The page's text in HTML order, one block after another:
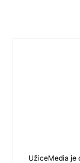
UžiceMedia je